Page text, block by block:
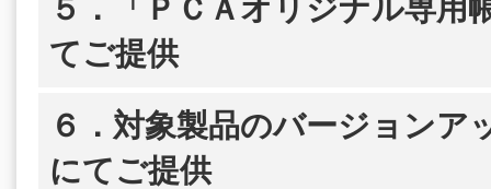
５．「ＰＣＡオリジナル専用
てご提供
６．対象製品のバージョンア
にてご提供